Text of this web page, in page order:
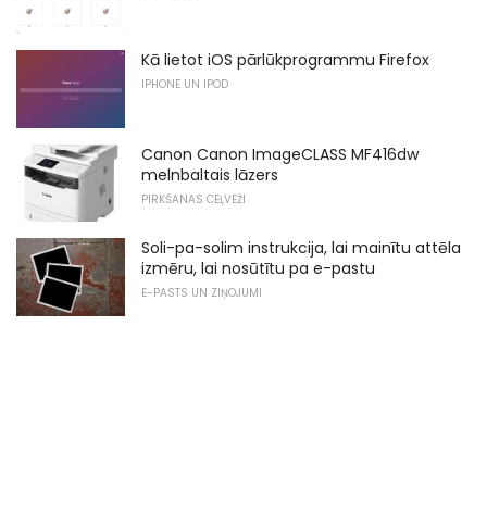
Kā lietot iOS pārlūkprogrammu Firefox
IPHONE UN IPOD
Canon Canon ImageCLASS MF416dw
melnbaltais lāzers
PIRKŠANAS CEĻVEŽI
Soli-pa-solim instrukcija, lai mainītu attēla
izmēru, lai nosūtītu pa e-pastu
E-PASTS UN ZIŅOJUMI